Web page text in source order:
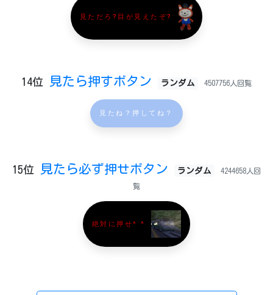
見ただろ?目が見えたぞ?
14位 見たら押すボタン ランダム 4507756人回覧
見たね？押してね？
15位 見たら必ず押せボタン ランダム 4244658人回
覧
絶対に押せ^ ^